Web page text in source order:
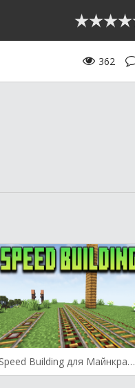
362
Speed Building для Майнкрафт [1.19.4, 1.19.2, 1.18.2]